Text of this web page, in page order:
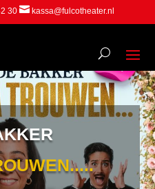
30  kassa@fulcotheater.nl